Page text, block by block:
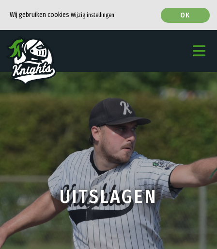
UITSLAGEN
Wij gebruiken cookies Wijzig instellingen OK